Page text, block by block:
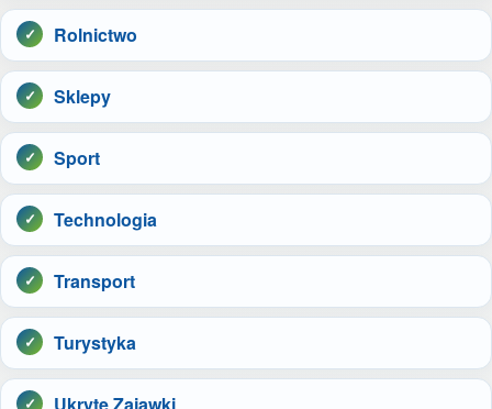
Rolnictwo
Sklepy
Sport
Technologia
Transport
Turystyka